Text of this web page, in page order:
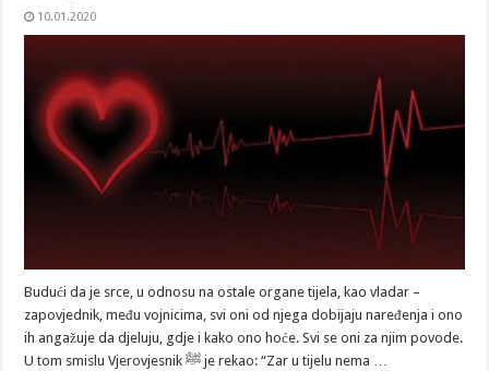
10.01.2020
Budući da je srce, u odnosu na ostale organe tijela, kao vladar –
zapovjednik, među vojnicima, svi oni od njega dobijaju naređenja i ono
ih angažuje da djeluju, gdje i kako ono hoće. Svi se oni za njim povode.
U tom smislu Vjerovjesnik ﷺ je rekao: “Zar u tijelu nema …